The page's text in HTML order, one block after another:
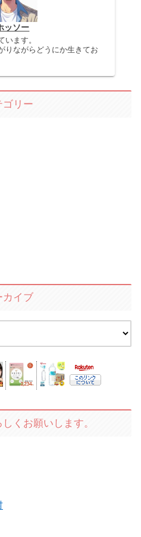
ッソー
ます。
りながらどうにか生きてお
ゴリー
カイブ
くお願いします。